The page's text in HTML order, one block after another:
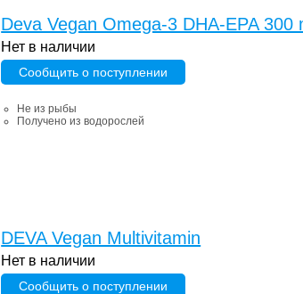
Deva Vegan Omega-3 DHA-EPA 300
Нет в наличии
Сообщить о поступлении
Не из рыбы
Получено из водорослей
DEVA Vegan Multivitamin
Нет в наличии
Сообщить о поступлении